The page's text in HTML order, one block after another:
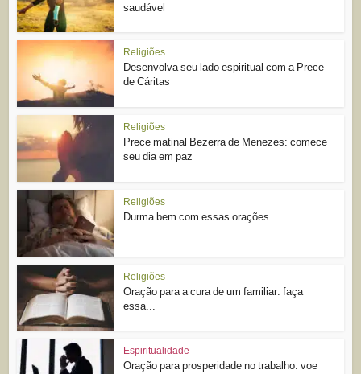
saudável
Religiões
Desenvolva seu lado espiritual com a Prece
de Cáritas
Religiões
Prece matinal Bezerra de Menezes: comece
seu dia em paz
Religiões
Durma bem com essas orações
Religiões
Oração para a cura de um familiar: faça
essa...
Espiritualidade
Oração para prosperidade no trabalho: voe